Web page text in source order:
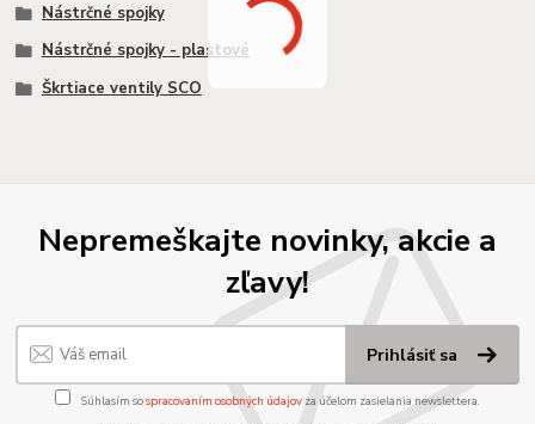
Nástrčné spojky
Nástrčné spojky - plastové
Škrtiace ventily SCO
Nepremeškajte novinky, akcie a
zľavy!
Prihlásiť sa
Súhlasím sospracovaním osobných údajov za účelom zasielania newslettera.